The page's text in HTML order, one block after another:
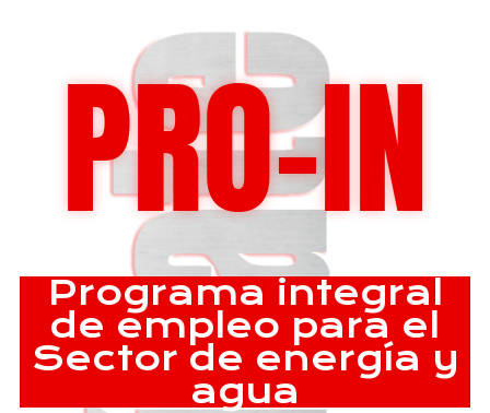
PRO-IN
Programa integral
de empleo para el
Sector de energía y
agua